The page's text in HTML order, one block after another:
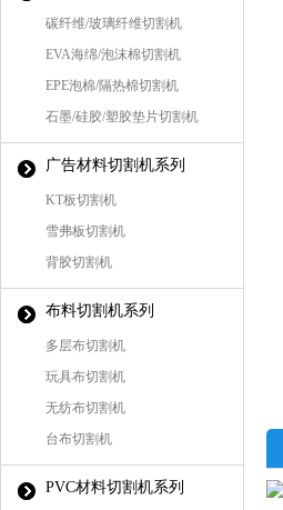
碳纤维/玻璃纤维切割机
EVA海绵/泡沫棉切割机
EPE泡棉/隔热棉切割机
石墨/硅胶/塑胶垫片切割机
广告材料切割机系列
KT板切割机
雪弗板切割机
背胶切割机
布料切割机系列
多层布切割机
玩具布切割机
无纺布切割机
台布切割机
PVC材料切割机系列